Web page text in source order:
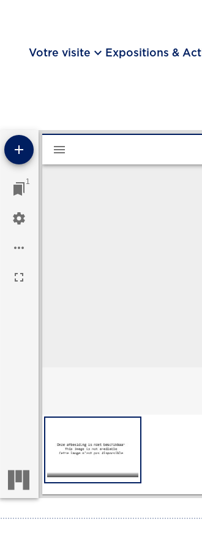
Votre visite keyboard_arrow_down Expositions &
1
Visualiseur Mirador